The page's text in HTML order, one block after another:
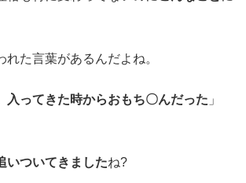
れた言葉があるんだよね。
入ってきた時からおもち〇んだった 」
いついてきましたね?